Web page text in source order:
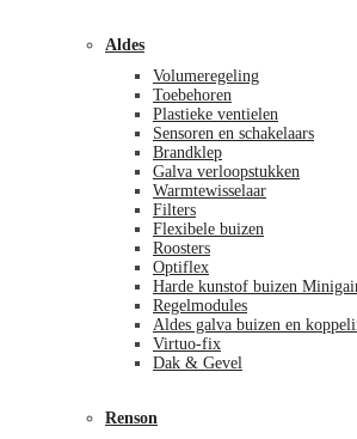
Aldes
Volumeregeling
Toebehoren
Plastieke ventielen
Sensoren en schakelaars
Brandklep
Galva verloopstukken
Warmtewisselaar
Filters
Flexibele buizen
Roosters
Optiflex
Harde kunstof buizen
Regelmodules
Aldes galva buizen en
Virtuo-fix
Dak & Gevel
Renson